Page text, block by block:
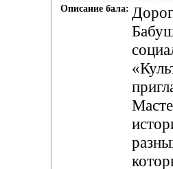
Описание бала: